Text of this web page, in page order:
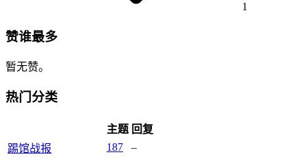
1
赞谁最多
暂无赞。
热门分类
主题 回复
踢馆战报
187
–